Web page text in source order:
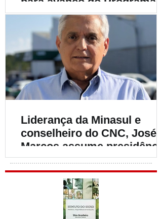
Café Produtor de Água
Liderança da Minasul e
conselheiro do CNC, José
Marcos assume presidência
do INCI